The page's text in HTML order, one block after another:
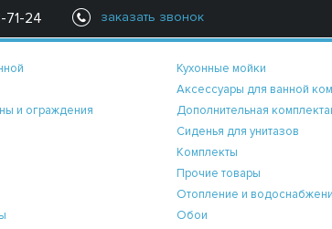
71-24 заказать звонок
и ограждения
Кухонные мойки
Аксессуары для ванной
Дополнительная
Сиденья для унитазов
Комплекты
Прочие товары
Отопление и
Обои